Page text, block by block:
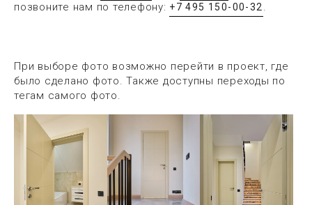
позвоните нам по телефону: +7 495 150-00-32.
При выборе фото возможно перейти в проект, где
было сделано фото. Также доступны переходы по
тегам самого фото.